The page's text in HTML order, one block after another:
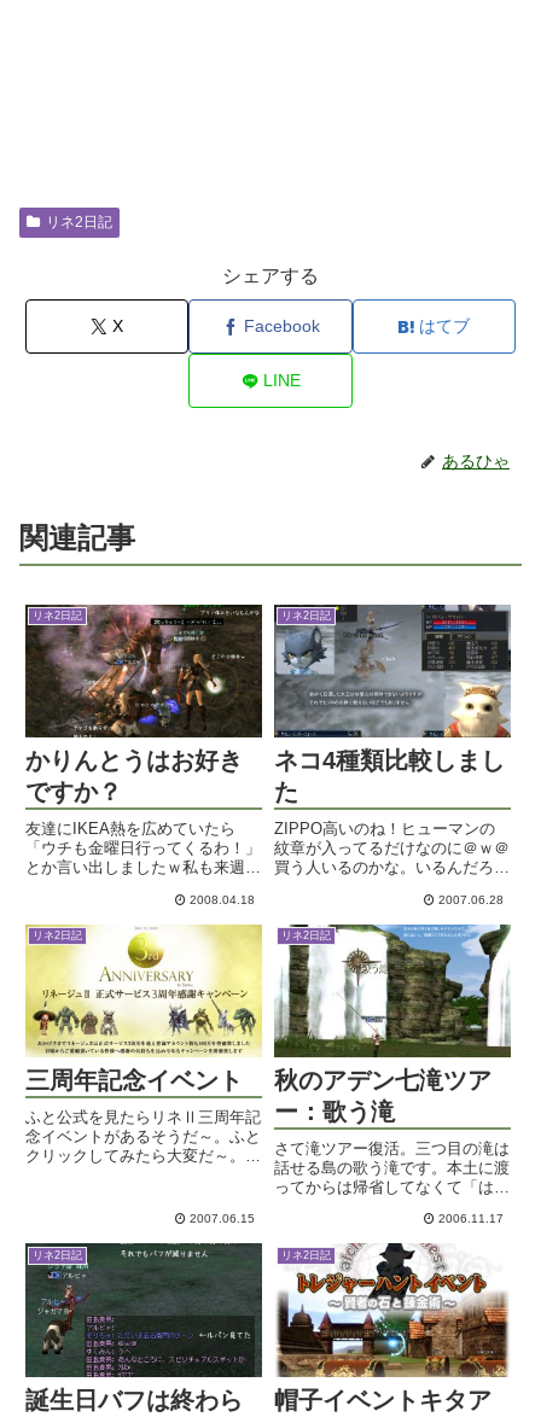
リネ2日記
シェアする
X Facebook はてブ
LINE
あるひゃ
関連記事
リネ2日記
かりんとうはお好き
ですか？
友達にIKEA熱を広めていたら
「ウチも金曜日行ってくるわ！」
とか言い出しましたｗ私も来週当
カバーと枕カバーとお皿と収納グ
ッズとあとなんにしようかな。お
客が来るから北欧のお菓子でも買
ってみようか。話のネタになる
2008.04.18
リネ2日記
ネコ4種類比較しまし
た
ZIPPO高いのね！ヒューマンの
紋章が入ってるだけなのに＠ｗ＠
買う人いるのかな。いるんだろう
た～。ので、クイーンいよいよ召
還ですよ！せっかくなので、どの
ネコがどんなふうに使えるのか検
証してみました。○クイーン...
2007.06.28
リネ2日記
三周年記念イベント
ふと公式を見たらリネⅡ三周年記
念イベントがあるそうだ～。ふと
クリックしてみたら大変だ～。な
ずハートイベントが火曜日から始
せねば～。むむう。ネクカタ行
こ...
2007.06.15
リネ2日記
秋のアデン七滝ツア
ー：歌う滝
さて滝ツアー復活。三つ目の滝は
話せる島の歌う滝です。本土に渡
ってからは帰省してなくて「は？
方も多いかも・・。初期村の近く
のこぢんまりとした親しみやすい
滝です。滝の奥へと抜ける細い通
路があって、転職クエのNPCが...
2006.11.17
リネ2日記
誕生日バフは終わら
リネ2日記
帽子イベントキタア